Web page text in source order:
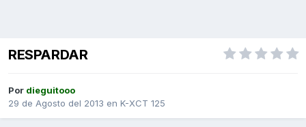
RESPARDAR
Por dieguitooo
29 de Agosto del 2013 en K-XCT 125